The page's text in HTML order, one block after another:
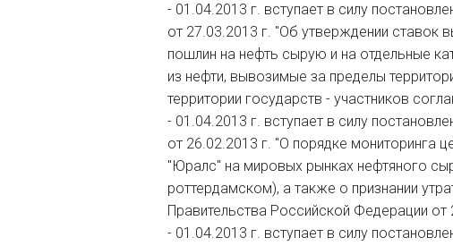
- 01.04.2013 г. вступает в силу
от 27.03.2013 г. "Об утверждении ставок
пошлин на нефть сырую и на отдельные
из нефти, вывозимые за пределы
территории государств - участников
- 01.04.2013 г. вступает в силу
от 26.02.2013 г. "О порядке мониторинга
"Юралс" на мировых рынках нефтяного
роттердамском), а также о признании
Правительства Российской Федерации
- 01.04.2013 г. вступает в силу